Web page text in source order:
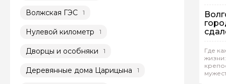
Волжская ГЭС 1
Нулевой километр 1
Дворцы и особняки 1
Деревянные дома Царицына 1
Где
Рейтинг
На